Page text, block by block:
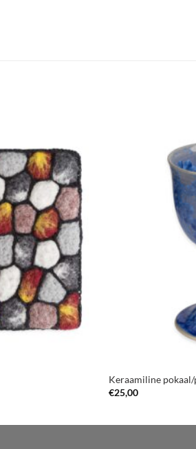
Keraamiline pokaal/
€25,00